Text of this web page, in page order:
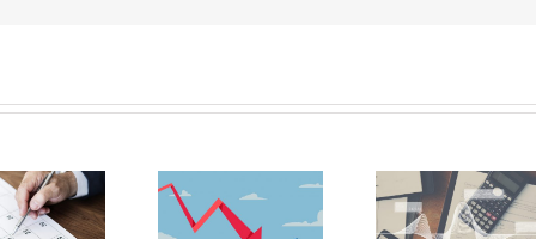
Prórroga de la
moratoria para
excluir las
Obligación de
incorporar en la